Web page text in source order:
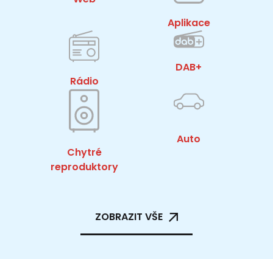
Aplikace
Rádio
DAB+
Chytré
reproduktory
Auto
ZOBRAZIT VŠE